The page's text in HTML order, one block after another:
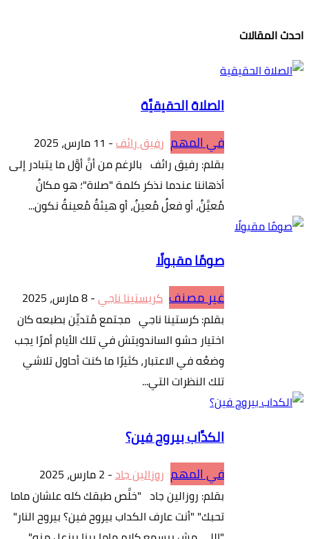
احدث المقالات
الصلاة الحقيقيَّة
في المهم رفيق رائف- 11 مارس، 2025
بقلم: رفيق رائف بالرغم من أنَّ أوَّل ما يتبادر إلى
أذهاننا عندما نذكر كلمة "صلاة"؛ هو مكانٌ
مُعيَّنٌ، أو فعلٌ مُعينٌ، أو هيئةٌ مُعينةٌ نكون...
صومًا مقبولًا
غير مصنف كريستينا ناجي-8 مارس، 2025
بقلم: كرستينا ناجي مجتمع مُتديِّن بطبعه كان
اختيار حشو الساندويتش في تلك الأيام أمرًا يجب
وضعُه في الاعتبار، كثيرًا ما كنت أحاول تلاشي
تلك النظرات التي...
الكدَّاب بيروح فين؟
في المهم روزالين جاد- 2 مارس، 2025
بقلم: روزالين جاد "خلَّص طبقك كله علشان ماما
تحبك" "أنت عارف الكداب بيروح فين؟ بيروح النار"